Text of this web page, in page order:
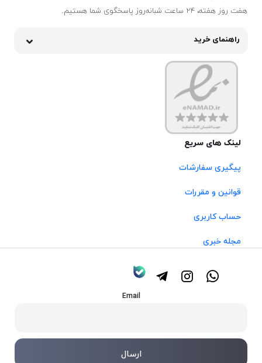
هفت روز هفته، ۲۴ ساعت شبانه‌روز پاسخگوی شما هستیم.
راهنمای خرید
لینک های سریع
پیگیری سفارشات
قوانین و مقررات
حساب کاربری
مجله خبری
Email